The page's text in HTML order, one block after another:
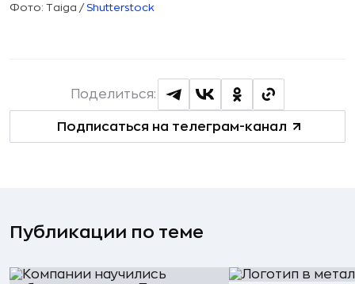
Фото: Taiga / Shutterstock
Подписаться на телеграм-канал
Поделиться:
Публикации по теме